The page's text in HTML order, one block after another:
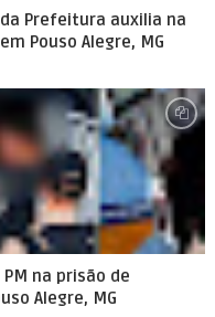
Prefeitura auxilia na
Pouso Alegre, MG
na prisão de
Alegre, MG